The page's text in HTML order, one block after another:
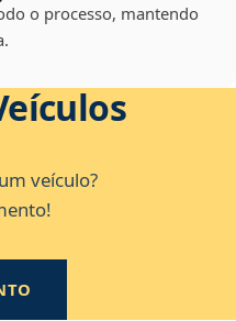
o processo, mantendo
veículo?